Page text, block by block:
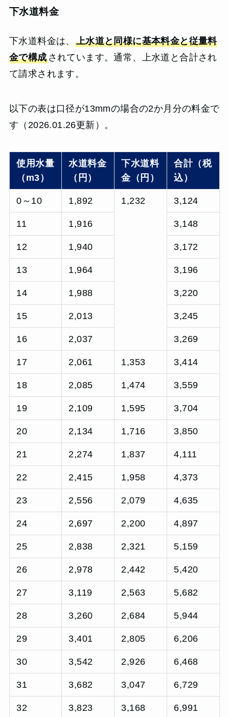
下水道料金
下水道料金は、 上水道と同様に基本料金と従量料
金で構成されています。通常、上水道と合計され
て請求されます。
以下の表は口径が13mmの場合の2か月分の料金で
す（2026.01.26更新）。
使用水量
（m3）
水道料金
（円）
下水道料
金（円）
合計（税
込）
0～10 1,892 1,232 3,124
11 1,916 3,148
12 1,940 3,172
13 1,964 3,196
14 1,988 3,220
15 2,013 3,245
16 2,037 3,269
17 2,061 1,353 3,414
18 2,085 1,474 3,559
19 2,109 1,595 3,704
20 2,134 1,716 3,850
21 2,274 1,837 4,111
22 2,415 1,958 4,373
23 2,556 2,079 4,635
24 2,697 2,200 4,897
25 2,838 2,321 5,159
26 2,978 2,442 5,420
27 3,119 2,563 5,682
28 3,260 2,684 5,944
29 3,401 2,805 6,206
30 3,542 2,926 6,468
31 3,682 3,047 6,729
32 3,823 3,168 6,991